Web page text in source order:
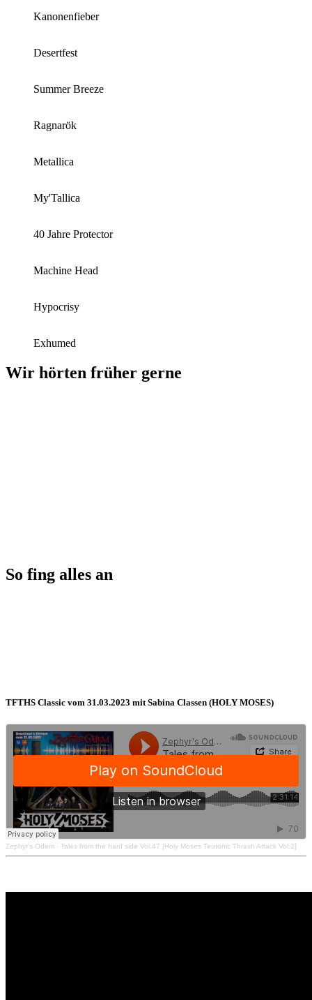
Kanonenfieber
Desertfest
Summer Breeze
Ragnarök
Metallica
My'Tallica
40 Jahre Protector
Machine Head
Hypocrisy
Exhumed
Wir hörten früher gerne
So fing alles an
TFTHS Classic vom 31.03.2023 mit Sabina Classen (HOLY MOSES)
Zephyr's Odem · Tales from the hard side Vol.47 [Holy Moses Teutonic Thrash Attack Vol.2]